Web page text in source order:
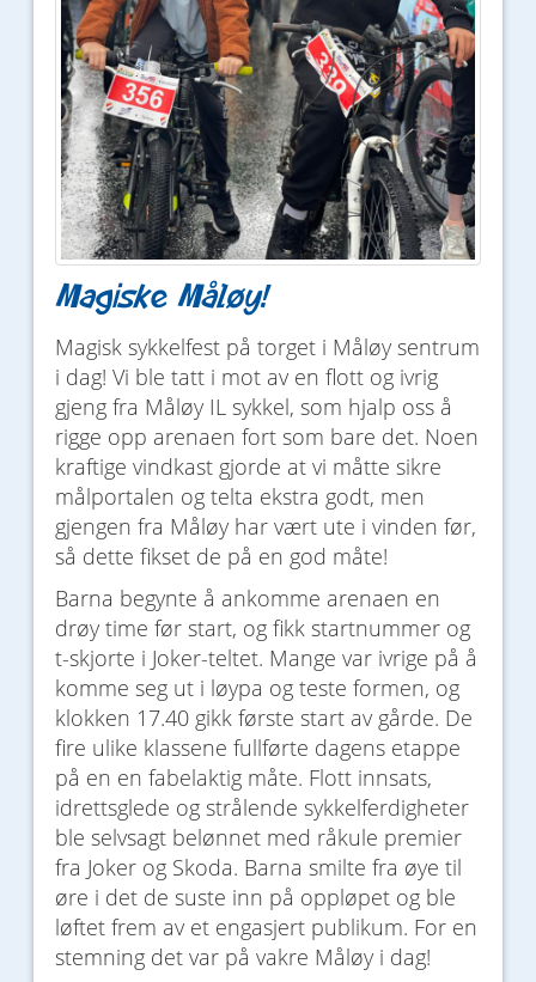
Magiske Måløy!
Magisk sykkelfest på torget i Måløy sentrum
i dag! Vi ble tatt i mot av en flott og ivrig
gjeng fra Måløy IL sykkel, som hjalp oss å
rigge opp arenaen fort som bare det. Noen
kraftige vindkast gjorde at vi måtte sikre
målportalen og telta ekstra godt, men
gjengen fra Måløy har vært ute i vinden før,
så dette fikset de på en god måte!
Barna begynte å ankomme arenaen en
drøy time før start, og fikk startnummer og
t-skjorte i Joker-teltet. Mange var ivrige på å
komme seg ut i løypa og teste formen, og
klokken 17.40 gikk første start av gårde. De
fire ulike klassene fullførte dagens etappe
på en en fabelaktig måte. Flott innsats,
idrettsglede og strålende sykkelferdigheter
ble selvsagt belønnet med råkule premier
fra Joker og Skoda. Barna smilte fra øye til
øre i det de suste inn på oppløpet og ble
løftet frem av et engasjert publikum. For en
stemning det var på vakre Måløy i dag!